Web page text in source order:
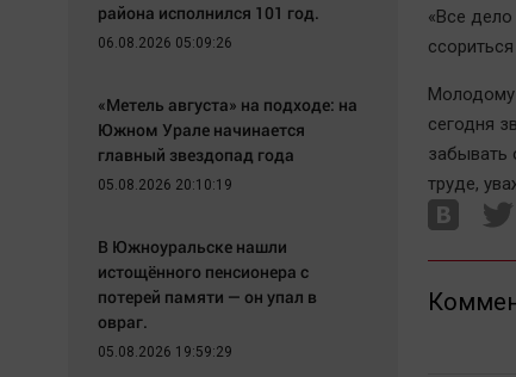
«Все
Молодому
сегодня
забывать
труде,
района исполнился 101 год.
06.08.2026 05:09:26
«Метель августа» на подходе: на
Южном Урале начинается
главный звездопад года
05.08.2026 20:10:19
В Южноуральске нашли
истощённого пенсионера с
потерей памяти — он упал в
овраг.
05.08.2026 19:59:29